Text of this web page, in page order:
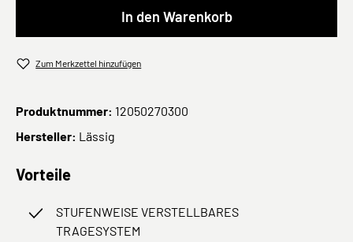
In den Warenkorb
Zum Merkzettel hinzufügen
Produktnummer: 12050270300
Hersteller: Lässig
Vorteile
STUFENWEISE VERSTELLBARES
TRAGESYSTEM